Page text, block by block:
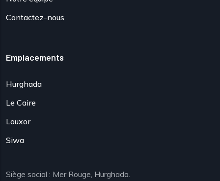
Contactez-nous
Emplacements
Hurghada
Le Caire
Louxor
Siwa
Siège social : Mer Rouge, Hurghada.